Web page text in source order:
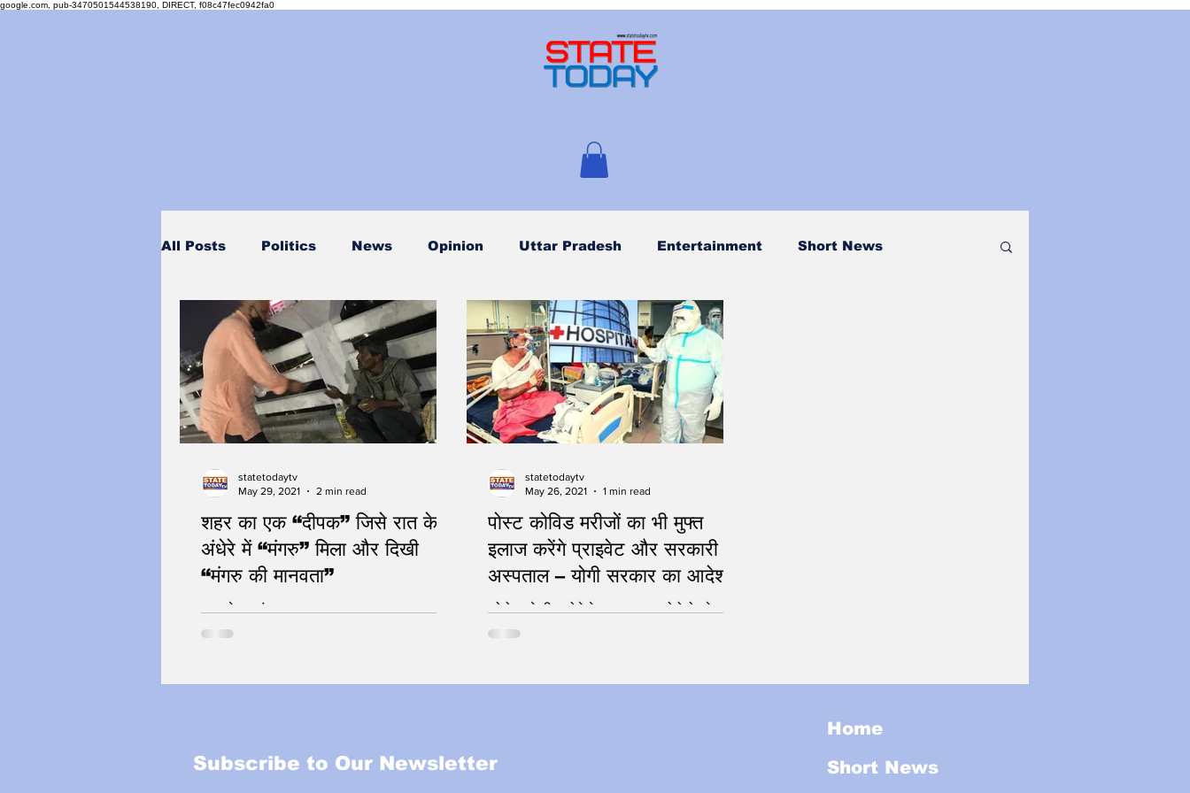
google.com, pub-3470501544538190, DIRECT, f08c47fec0942fa0
All Posts Politics News Opinion Uttar Pradesh Entertainment Short News
Personality
शहर का एक “दीपक” जिसे रात के
अंधेरे में “मंगरु” मिला और दिखी
“मंगरु की मानवता”
एक प्रेरक संस्मरण
statetodaytv
May 29, 2021
2 min read
पोस्ट कोविड मरीजों का भी मुफ्त
इलाज करेंगे प्राइवेट और सरकारी
अस्पताल – योगी सरकार का आदेश
कोरोना से ठीक होने के बाद आफ्टर कोरोनो इफेक्ट
या पोस्ट कोरोना सिम्टम भी लोगों को परेशान कर रहे
statetodaytv
May 26, 2021
1 min read
Subscribe to Our Newsletter
Home
Short News